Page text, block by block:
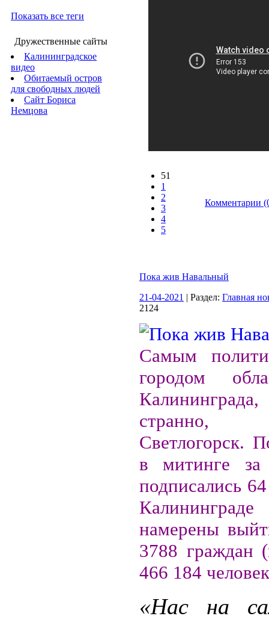
Показать все теги
Дружественные сайты
Калининградское
видео
Обитаемый остров
для свободных людей
Сайт Бориса
Немцова
51
1
2
3
4
5
Комментарии
Пока жив Навальный
21-04-2021 | Раздел: Главная
2124
Самым
городом
странно,
Светлогорск.
в митинге за
подписались
намерены
3788 граждан
466 184
«Нас на